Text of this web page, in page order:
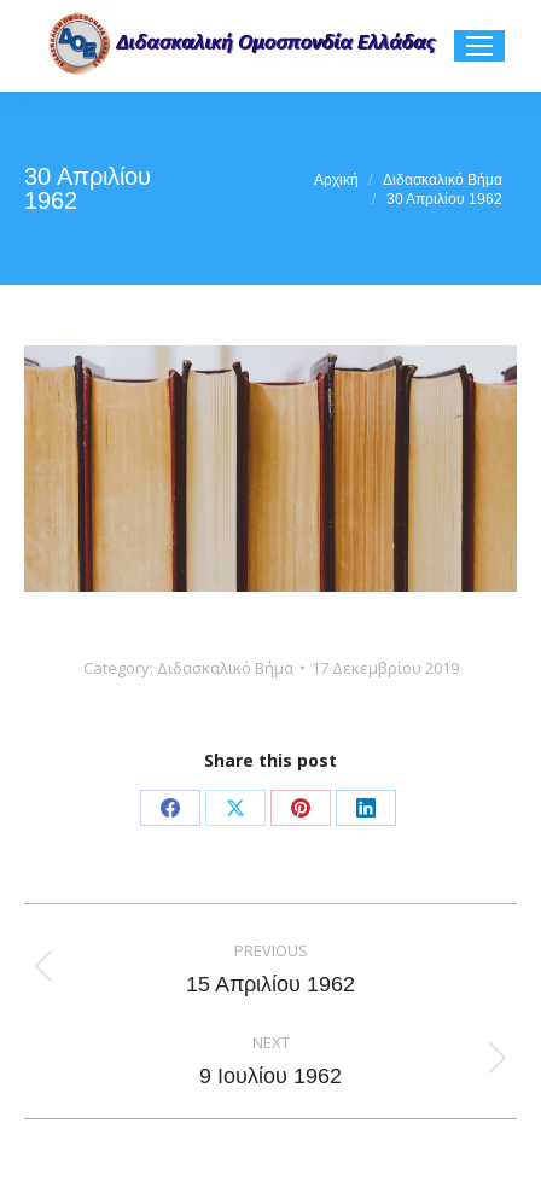
30 Απριλίου
1962
Αρχική
Διδασκαλικό Βήμα
30 Απριλίου 1962
Category: Διδασκαλικό Βήμα 17 Δεκεμβρίου 2019
Share this post
Share
Facebook
Share
X
Share
Pinterest
Share
LinkedIn
navigation
PREVIOUS
Previous
15 Απριλίου 1962
NEXT
Next
9 Ιουλίου 1962